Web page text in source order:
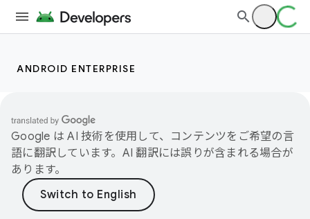
ANDROID ENTERPRISE
Google は AI 技術を使用して、コンテンツをご希望の言
語に翻訳しています。AI 翻訳には誤りが含まれる場合が
あります。